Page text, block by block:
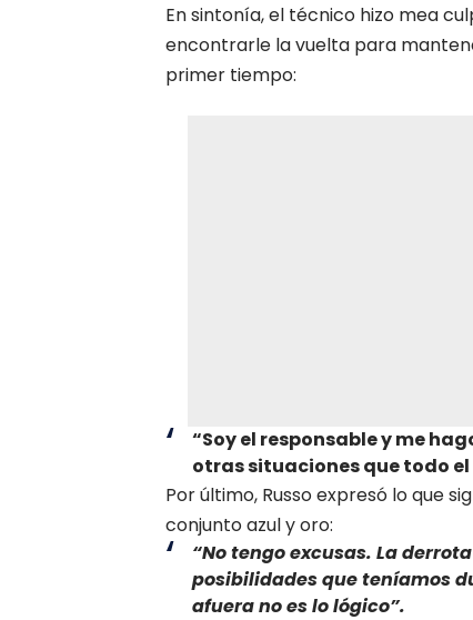
En sintonía, el técnico hizo mea
encontrarle la vuelta para
primer tiempo:
“Soy el responsable y me
otras situaciones que todo
Por último, Russo expresó lo que
conjunto azul y oro:
“No tengo excusas. La
posibilidades que teníamos
afuera no es lo lógico”.